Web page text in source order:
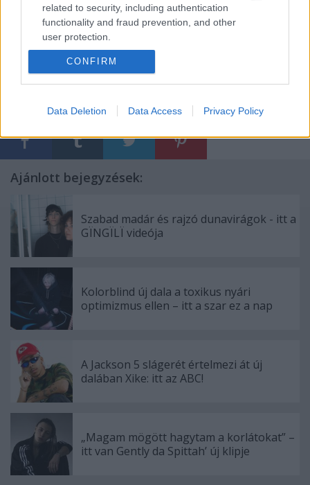
related to security, including authentication
functionality and fraud prevention, and other
user protection.
CONFIRM
Data Deletion Data Access Privacy Policy
klippremier maneuver maneuver
Ajánlott bejegyzések:
Szabad madár és rajzó dunavirágok - itt a
GÏNGÏLÏ videója
Kolorblind új dala a toxikus nyári
optimizmus ellen – itt a szar ez a nap
A Jackson 5 slágerét értelmezi át új
dalában Xike: itt az ABC!
„Magam mögött hagytam a korlátokat” –
itt van Gently da Spittah’ új klipje